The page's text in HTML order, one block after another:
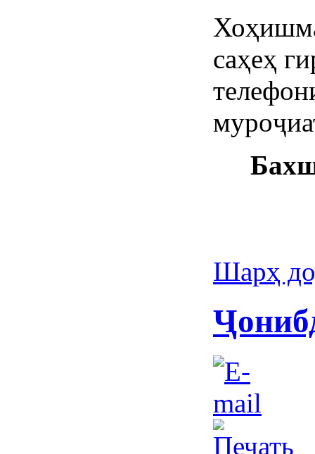
саҳеҳ
Шарҳ